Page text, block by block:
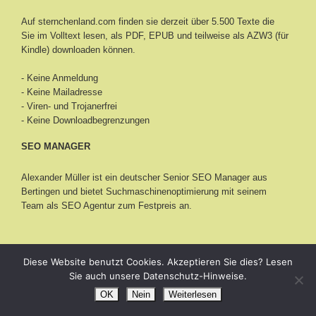
Auf sternchenland.com finden sie derzeit über 5.500 Texte die
Sie im Volltext lesen, als PDF, EPUB und teilweise als AZW3 (für
Kindle) downloaden können.
- Keine Anmeldung
- Keine Mailadresse
- Viren- und Trojanerfrei
- Keine Downloadbegrenzungen
SEO MANAGER
Alexander Müller ist ein deutscher Senior SEO Manager aus
Bertingen und bietet Suchmaschinenoptimierung mit seinem
Team als SEO Agentur zum Festpreis an.
Diese Website benutzt Cookies. Akzeptieren Sie dies? Lesen
Sie auch unsere Datenschutz-Hinweise.
OK Nein Weiterlesen